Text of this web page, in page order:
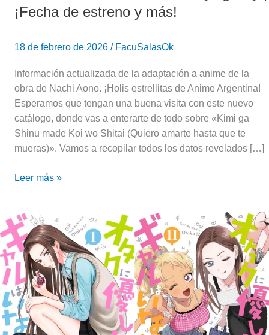
¡Fecha de estreno y más!
18 de febrero de 2026 / FacuSalasOk
Información actualizada de la adaptación a anime de la
obra de Nachi Aono. ¡Holis estrellitas de Anime Argentina!
Esperamos que tengan una buena visita con este nuevo
catálogo, donde vas a enterarte de todo sobre «Kimi ga
Shinu made Koi wo Shitai (Quiero amarte hasta que te
mueras)». Vamos a recopilar todos los datos revelados […]
Leer más »
Gals
Can’t
Be
Kind
to
Otaku!?
Fecha